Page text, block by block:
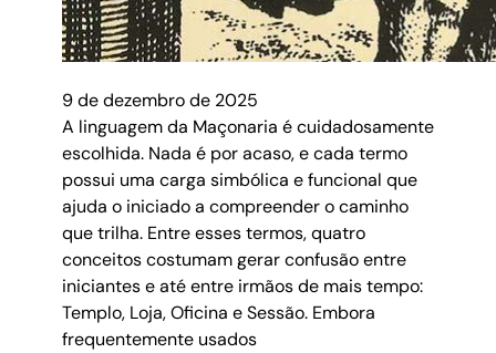
9 de dezembro de 2025
A linguagem da Maçonaria é cuidadosamente
escolhida. Nada é por acaso, e cada termo
possui uma carga simbólica e funcional que
ajuda o iniciado a compreender o caminho
que trilha. Entre esses termos, quatro
conceitos costumam gerar confusão entre
iniciantes e até entre irmãos de mais tempo:
Templo, Loja, Oficina e Sessão. Embora
frequentemente usados